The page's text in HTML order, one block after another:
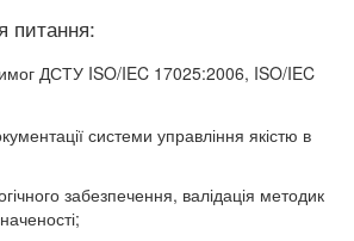
питання:
ДСТУ ISO/IEC 17025:2006, ISO/IEC
системи управління якістю в
забезпечення, валідація методик